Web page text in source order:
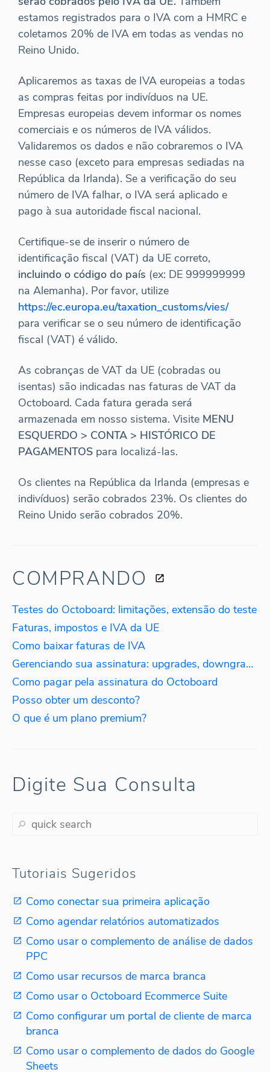
estamos registrados para o IVA com a HMRC e
coletamos 20% de IVA em todas as vendas no
Reino Unido.
Aplicaremos as taxas de IVA europeias a todas
as compras feitas por indivíduos na UE.
Empresas europeias devem informar os nomes
comerciais e os números de IVA válidos.
Validaremos os dados e não cobraremos o IVA
nesse caso (exceto para empresas sediadas na
República da Irlanda). Se a verificação do seu
número de IVA falhar, o IVA será aplicado e
pago à sua autoridade fiscal nacional.
Certifique-se de inserir o número de
identificação fiscal (VAT) da UE correto,
incluindo o código do país (ex: DE 999999999
na Alemanha). Por favor, utilize
https://ec.europa.eu/taxation_customs/vies/
para verificar se o seu número de identificação
fiscal (VAT) é válido.
As cobranças de VAT da UE (cobradas ou
isentas) são indicadas nas faturas de VAT da
Octoboard. Cada fatura gerada será
armazenada em nosso sistema. Visite MENU
ESQUERDO > CONTA > HISTÓRICO DE
PAGAMENTOS para localizá-las.
Os clientes na República da Irlanda (empresas e
indivíduos) serão cobrados 23%. Os clientes do
Reino Unido serão cobrados 20%.
COMPRANDO
Testes do Octoboard: limitações, extensão do teste
Faturas, impostos e IVA da UE
Como baixar faturas de IVA
Gerenciando sua assinatura: upgrades, downgrades, reativações
Como pagar pela assinatura do Octoboard
Posso obter um desconto?
O que é um plano premium?
Digite Sua Consulta
Tutoriais Sugeridos
Como conectar sua primeira aplicação
Como agendar relatórios automatizados
Como usar o complemento de análise de dados
PPC
Como usar recursos de marca branca
Como usar o Octoboard Ecommerce Suite
Como configurar um portal de cliente de marca
branca
Como usar o complemento de dados do Google
Sheets